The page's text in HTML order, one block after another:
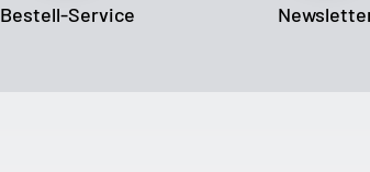
Bestell-Service